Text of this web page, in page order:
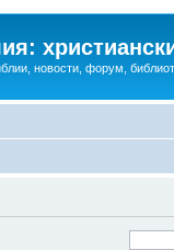
новости, форум,